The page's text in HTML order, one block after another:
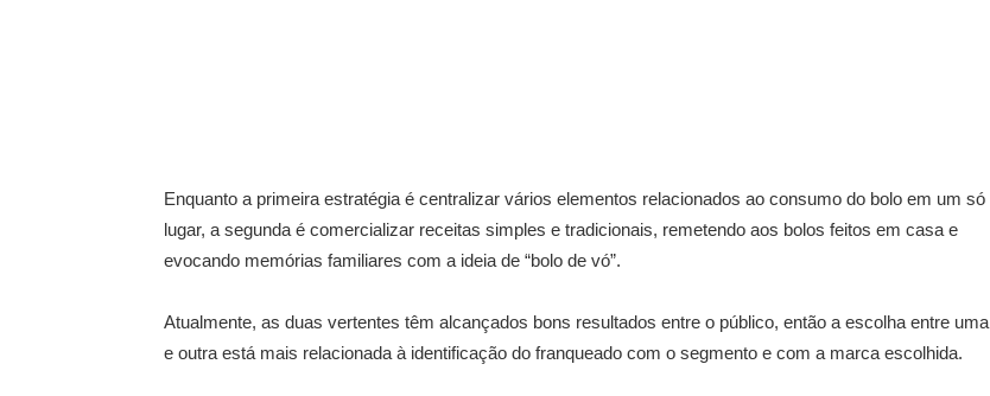
Enquanto a primeira estratégia é centralizar vários elementos relacionados ao consumo do bolo em um só
lugar, a segunda é comercializar receitas simples e tradicionais, remetendo aos bolos feitos em casa e
evocando memórias familiares com a ideia de “bolo de vó”.
Atualmente, as duas vertentes têm alcançados bons resultados entre o público, então a escolha entre uma
e outra está mais relacionada à identificação do franqueado com o segmento e com a marca escolhida.